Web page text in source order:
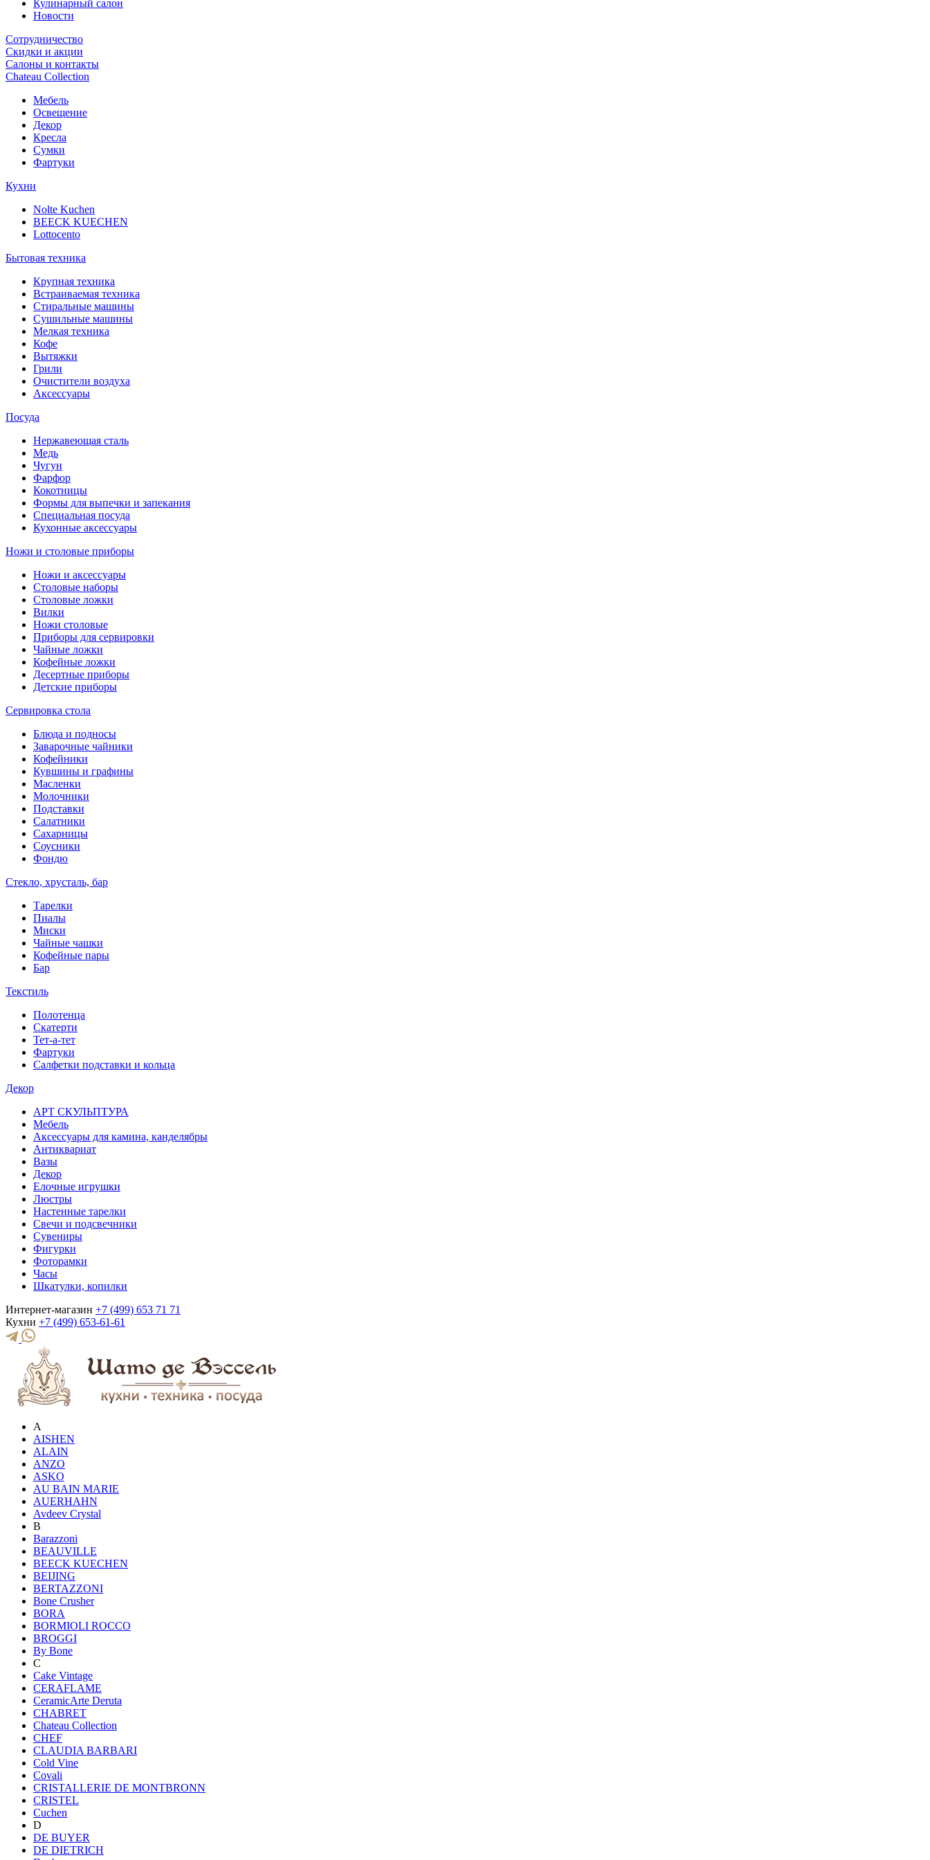
Кулинарный салон
Новости
Сотрудничество
Скидки и акции
Салоны и контакты
Chateau Collection
Мебель
Освещение
Декор
Кресла
Сумки
Фартуки
Кухни
Nolte Kuchen
BEECK KUECHEN
Lottocento
Бытовая техника
Крупная техника
Встраиваемая техника
Стиральные машины
Сушильные машины
Мелкая техника
Кофе
Вытяжки
Грили
Очистители воздуха
Аксессуары
Посуда
Нержавеющая сталь
Медь
Чугун
Фарфор
Кокотницы
Формы для выпечки и запекания
Специальная посуда
Кухонные аксессуары
Ножи и столовые приборы
Ножи и аксессуары
Столовые наборы
Столовые ложки
Вилки
Ножи столовые
Приборы для сервировки
Чайные ложки
Кофейные ложки
Десертные приборы
Детские приборы
Сервировка стола
Блюда и подносы
Заварочные чайники
Кофейники
Кувшины и графины
Масленки
Молочники
Подставки
Салатники
Сахарницы
Соусники
Фондю
Стекло, хрусталь, бар
Тарелки
Пиалы
Миски
Чайные чашки
Кофейные пары
Бар
Текстиль
Полотенца
Скатерти
Тет-а-тет
Фартуки
Салфетки подставки и кольца
Декор
АРТ СКУЛЬПТУРА
Мебель
Аксессуары для камина, канделябры
Антиквариат
Вазы
Декор
Елочные игрушки
Люстры
Настенные тарелки
Свечи и подсвечники
Сувениры
Фигурки
Фоторамки
Часы
Шкатулки, копилки
Интернет-магазин +7 (499) 653 71 71
Кухни +7 (499) 653-61-61
A
AISHEN
ALAIN
ANZO
ASKO
AU BAIN MARIE
AUERHAHN
Avdeev Crystal
B
Barazzoni
BEAUVILLE
BEECK KUECHEN
BEIJING
BERTAZZONI
Bone Crusher
BORA
BORMIOLI ROCCO
BROGGI
By Bone
C
Cake Vintage
CERAFLAME
CeramicArte Deruta
CHABRET
Chateau Collection
CHEF
CLAUDIA BARBARI
Cold Vine
Covali
CRISTALLERIE DE MONTBRONN
CRISTEL
Cuchen
D
DE BUYER
DE DIETRICH